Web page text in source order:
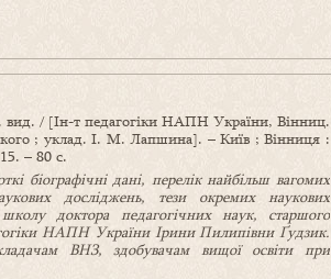
вид. / [Ін-т педагогіки НАПН України, Вінниц.
; уклад. І. М. Лапшина]. – Київ ; Вінниця :
– 80 с.
біографічні дані, перелік найбільш вагомих
досліджень, тези окремих наукових
доктора педагогічних наук, старшого
НАПН України Ірини Пилипівни Ґудзик.
ВНЗ, здобувачам вищої освіти при